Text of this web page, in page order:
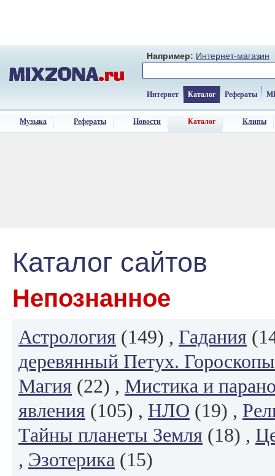
Например: Интернет-магазин
Интернет Каталог Рефераты
Музыка Рефераты Новости Каталог Клипы
Каталог сайтов
Непознанное
Астрология (149) , Гадания
деревянный Петух.
Магия (22) , Мистика и
явления (105) , НЛО (19) ,
Тайны планеты Земля (18) ,
, Эзотерика (15)